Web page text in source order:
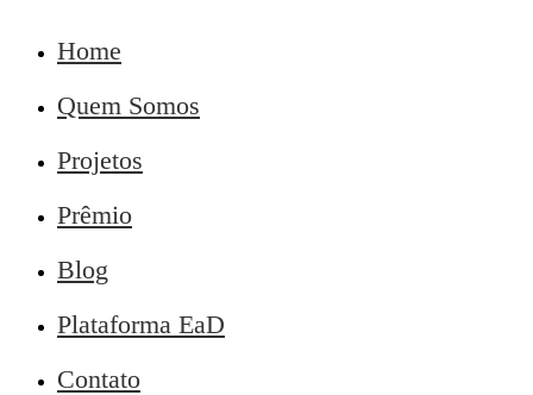
Home
Quem Somos
Projetos
Prêmio
Blog
Plataforma EaD
Contato